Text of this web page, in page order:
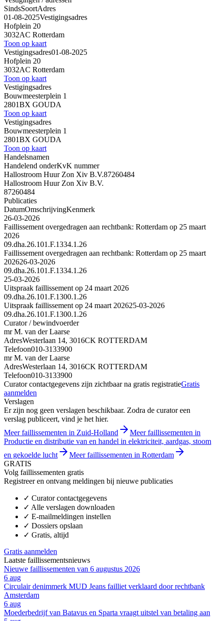
SindsSoortAdres
01-08-2025Vestigingsadres
Hofplein 20
3032AC Rotterdam
Toon op kaart
Vestigingsadres01-08-2025
Hofplein 20
3032AC Rotterdam
Toon op kaart
Vestigingsadres
Bouwmeesterplein 1
2801BX GOUDA
Toon op kaart
Vestigingsadres
Bouwmeesterplein 1
2801BX GOUDA
Toon op kaart
Handelsnamen
Handelend onderKvK nummer
Hallostroom Huur Zon Xiv B.V.87260484
Hallostroom Huur Zon Xiv B.V.
87260484
Publicaties
DatumOmschrijvingKenmerk
26-03-2026
Faillissement overgedragen aan rechtbank: Rotterdam op 25 maart
2026
09.dha.26.101.F.1334.1.26
Faillissement overgedragen aan rechtbank: Rotterdam op 25 maart
202626-03-2026
09.dha.26.101.F.1334.1.26
25-03-2026
Uitspraak faillissement op 24 maart 2026
09.dha.26.101.F.1300.1.26
Uitspraak faillissement op 24 maart 202625-03-2026
09.dha.26.101.F.1300.1.26
Curator / bewindvoerder
mr M. van der Laarse
AdresWesterlaan 14, 3016CK ROTTERDAM
Telefoon010-3133900
mr M. van der Laarse
AdresWesterlaan 14, 3016CK ROTTERDAM
Telefoon010-3133900
Curator contactgegevens zijn zichtbaar na gratis registratieGratis
aanmelden
Verslagen
Er zijn nog geen verslagen beschikbaar. Zodra de curator een
verslag publiceert, vind je het hier.
Meer faillissementen in Zuid-Holland
Meer faillissementen in
Productie en distributie van en handel in elektriciteit, aardgas, stoom
en gekoelde lucht
Meer faillissementen in Rotterdam
GRATIS
Volg faillissementen gratis
Registreer en ontvang meldingen bij nieuwe publicaties
✓ Curator contactgegevens
✓ Alle verslagen downloaden
✓ E-mailmeldingen instellen
✓ Dossiers opslaan
✓ Gratis, altijd
Gratis aanmelden
Laatste faillissementsnieuws
Nieuwe faillissementen van 6 augustus 2026
6 aug
Circulair denimmerk MUD Jeans failliet verklaard door rechtbank
Amsterdam
6 aug
Moederbedrijf van Batavus en Sparta vraagt uitstel van betaling aan